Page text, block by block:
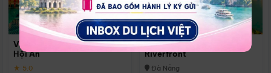
Vinpearl Resort & Golf Nam
Hội An
★ 5.0
Melia Vinpearl Danang
Riverfront
Đà Nẵng